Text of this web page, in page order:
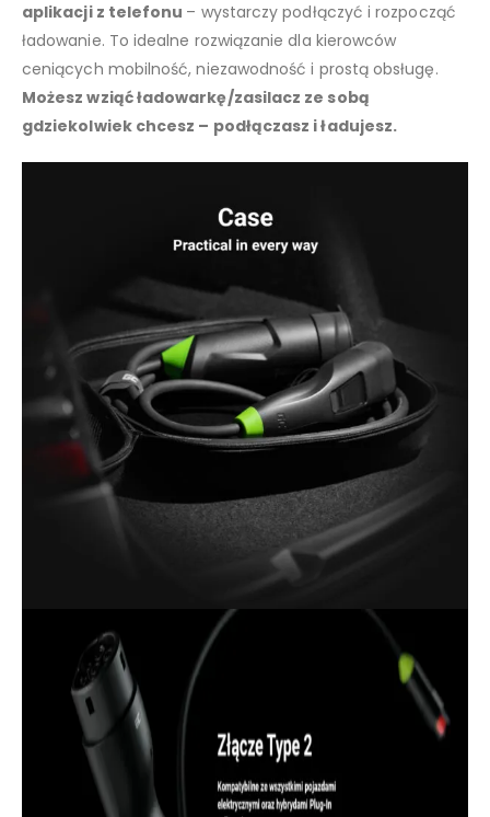
aplikacji z telefonu – wystarczy podłączyć i rozpocząć
ładowanie. To idealne rozwiązanie dla kierowców
ceniących mobilność, niezawodność i prostą obsługę.
Możesz wziąć ładowarkę/zasilacz ze sobą
gdziekolwiek chcesz – podłączasz i ładujesz.